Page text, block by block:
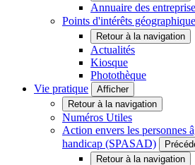
Annuaire des
Points d'intérêts
Retour à la navigation
Actualités
Kiosque
Photothèque
Vie pratique
Afficher
Retour à la navigation
Numéros Utiles
Action envers les personnes
handicap (SPASAD)
Retour à la navigation